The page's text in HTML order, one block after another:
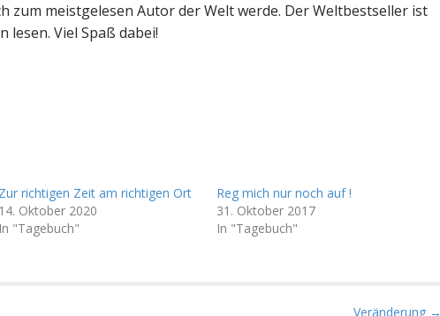
zum meistgelesen Autor der Welt werde. Der Weltbestseller ist
lesen. Viel Spaß dabei!
Zur richtigen Zeit am richtigen Ort
14. Oktober 2020
In "Tagebuch"
Reg mich nur noch auf !
31. Oktober 2017
In "Tagebuch"
Veränderung →